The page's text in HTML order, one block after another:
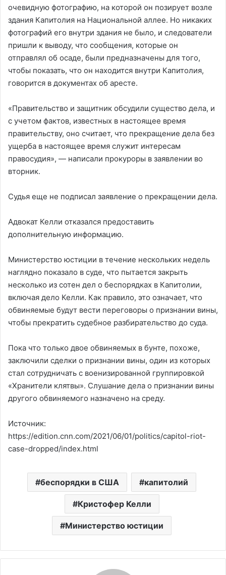
очевидную фотографию, на которой он позирует возле
здания Капитолия на Национальной аллее. Но никаких
фотографий его внутри здания не было, и следователи
пришли к выводу, что сообщения, которые он
отправлял об осаде, были предназначены для того,
чтобы показать, что он находится внутри Капитолия,
говорится в документах об аресте.
«Правительство и защитник обсудили существо дела, и
с учетом фактов, известных в настоящее время
правительству, оно считает, что прекращение дела без
ущерба в настоящее время служит интересам
правосудия», — написали прокуроры в заявлении во
вторник.
Судья еще не подписал заявление о прекращении дела.
Адвокат Келли отказался предоставить
дополнительную информацию.
Министерство юстиции в течение нескольких недель
наглядно показало в суде, что пытается закрыть
несколько из сотен дел о беспорядках в Капитолии,
включая дело Келли. Как правило, это означает, что
обвиняемые будут вести переговоры о признании вины,
чтобы прекратить судебное разбирательство до суда.
Пока что только двое обвиняемых в бунте, похоже,
заключили сделки о признании вины, один из которых
стал сотрудничать с военизированной группировкой
«Хранители клятвы». Слушание дела о признании вины
другого обвиняемого назначено на среду.
Источник:
https://edition.cnn.com/2021/06/01/politics/capitol-riot-
case-dropped/index.html
беспорядки в США капитолий
Кристофер Келли
Министерство юстиции